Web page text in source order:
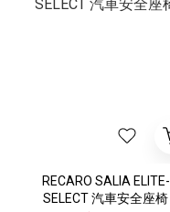
RECARO SALIA ELITE-
SELECT 汽車安全座椅